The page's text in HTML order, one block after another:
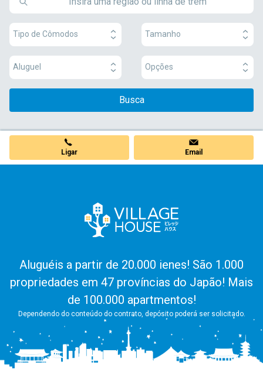
Tipo de Cômodos Tamanho
Aluguel Opções
Busca
Ligar Email
Aluguéis a partir de 20.000 ienes! São 1.000
propriedades em 47 províncias do Japão! Mais
de 100.000 apartmentos!
Dependendo do conteúdo do contrato, depósito poderá ser solicitado.